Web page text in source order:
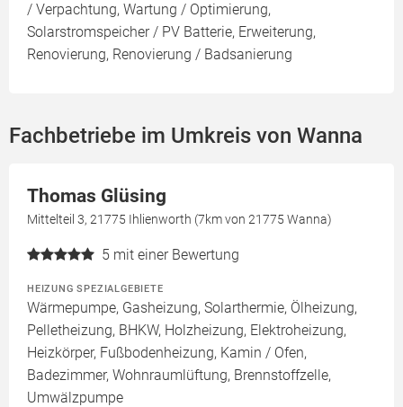
/ Verpachtung, Wartung / Optimierung,
Solarstromspeicher / PV Batterie, Erweiterung,
Renovierung, Renovierung / Badsanierung
Fachbetriebe im Umkreis von Wanna
Thomas Glüsing
Mittelteil 3, 21775 Ihlienworth (7km von 21775 Wanna)
5 mit einer Bewertung
HEIZUNG SPEZIALGEBIETE
Wärmepumpe, Gasheizung, Solarthermie, Ölheizung,
Pelletheizung, BHKW, Holzheizung, Elektroheizung,
Heizkörper, Fußbodenheizung, Kamin / Ofen,
Badezimmer, Wohnraumlüftung, Brennstoffzelle,
Umwälzpumpe